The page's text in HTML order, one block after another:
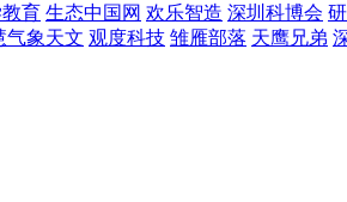
育 生态中国网 欢乐智造 深圳科博会
气象天文 观度科技 雏雁部落 天鹰兄弟